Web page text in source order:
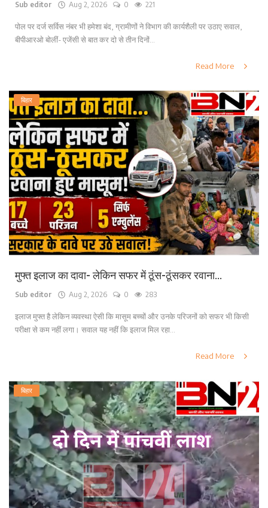
Sub editor Aug 2, 2026 0 221
पोल पर दर्ज सर्विस नंबर भी हमेशा बंद, ग्रामीणों ने विभाग की कार्यशैली पर उठाए सवाल,
बीपीआरओ बोलीं- एजेंसी से बात कर दो से तीन दिनों...
Read More
बिहार
मुफ्त इलाज का दावा- लेकिन सफर में ठूंस-ठूंसकर रवाना...
Sub editor Aug 2, 2026 0 283
इलाज मुफ्त है लेकिन व्यवस्था ऐसी कि मासूम बच्चों और उनके परिजनों को सफर भी किसी
परीक्षा से कम नहीं लगा। सवाल यह नहीं कि इलाज मिल रहा...
Read More
बिहार